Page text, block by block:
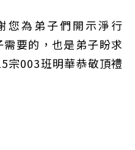
您為弟子們開示淨行
要的，也是弟子盼求
宗003班明華恭敬頂禮